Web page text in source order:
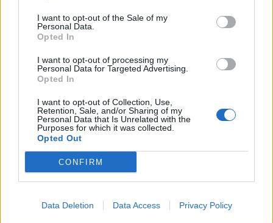
I want to opt-out of the Sale of my
Personal Data.
Opted In
I want to opt-out of processing my
Personal Data for Targeted Advertising.
Opted In
I want to opt-out of Collection, Use,
Retention, Sale, and/or Sharing of my
Personal Data that Is Unrelated with the
Purposes for which it was collected.
Opted Out
CONFIRM
Data Deletion Data Access Privacy Policy
Β.Σ. Καρούλιας: Τζίρος 98,7 εκατ. ευρώ και αύξηση κερδών 57% - Τα
νέα στοιχήματα σε low & non alcohol
Χρηματοοικονομικός
σύμβουλος της ΔΕΗ για την
είσοδο στην πολωνική αγορά
ενέργειας
ξεκίνησε το πρόγραμμα
στήριξης- Κάλυψη εισφορών
ΕΔΟΕΑΠ